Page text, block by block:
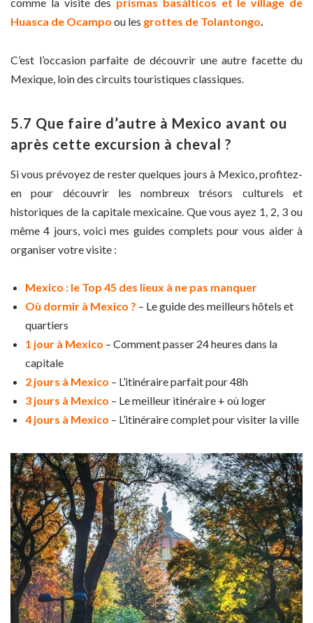
Huasca de Ocampo ou les grottes de Tolantongo.
C’est l’occasion parfaite de découvrir une autre facette du
Mexique, loin des circuits touristiques classiques.
5.7 Que faire d’autre à Mexico avant ou
après cette excursion à cheval ?
Si vous prévoyez de rester quelques jours à Mexico, profitez-
en pour découvrir les nombreux trésors culturels et
historiques de la capitale mexicaine. Que vous ayez 1, 2, 3 ou
même 4 jours, voici mes guides complets pour vous aider à
organiser votre visite :
Mexico : le Top 45 des lieux à ne pas manquer
Où dormir à Mexico ? – Le guide des meilleurs hôtels et
quartiers
1 jour à Mexico – Comment passer 24 heures dans la
capitale
2 jours à Mexico – L’itinéraire parfait pour 48h
3 jours à Mexico – Le meilleur itinéraire + où loger
4 jours à Mexico – L’itinéraire complet pour visiter la ville